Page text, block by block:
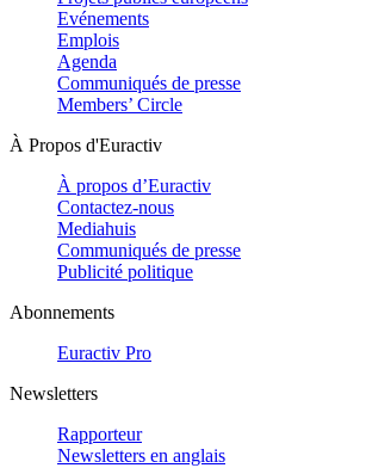
Evénements
Emplois
Agenda
Communiqués de presse
Members’ Circle
À Propos d'Euractiv
À propos d’Euractiv
Contactez-nous
Mediahuis
Communiqués de presse
Publicité politique
Abonnements
Euractiv Pro
Newsletters
Rapporteur
Newsletters en anglais